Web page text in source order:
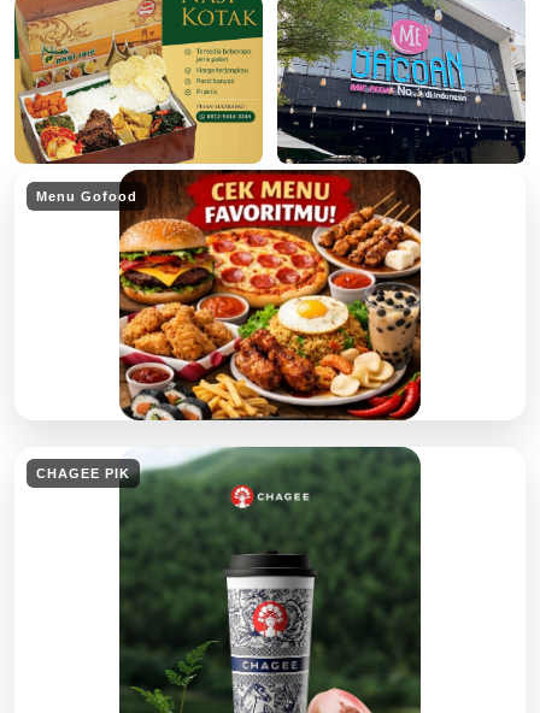
Menu Gofood
CHAGEE PIK